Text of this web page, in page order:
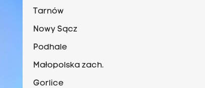
Tarnów
Nowy Sącz
Podhale
Małopolska zach.
Gorlice